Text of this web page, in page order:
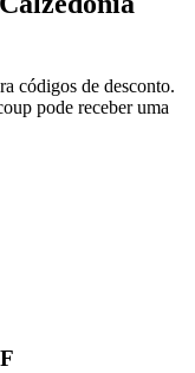
códigos de desconto.
pode receber uma